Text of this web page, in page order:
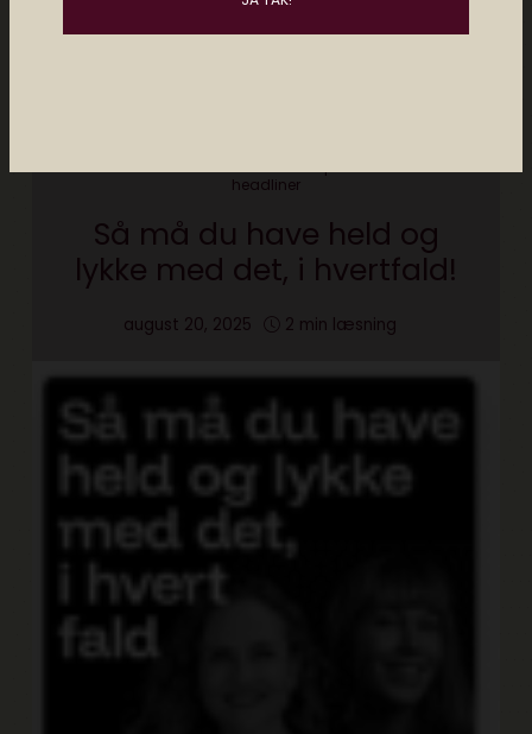
headliner
Så må du have held og
lykke med det, i hvertfald!
august 20, 2025 2 min læsning